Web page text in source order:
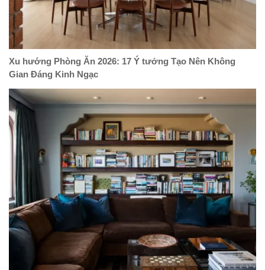
Xu hướng Phòng Ăn 2026: 17 Ý tưởng Tạo Nên Không
Gian Đáng Kinh Ngạc